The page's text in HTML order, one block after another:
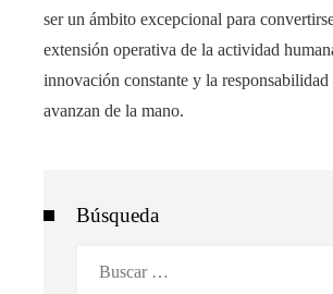
ser un ámbito excepcional para
extensión operativa de la actividad
innovación constante y la
avanzan de la mano.
Búsqueda